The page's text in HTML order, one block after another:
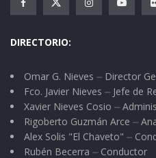
DIRECTORIO:
Omar G. Nieves ⏤ Director
Fco. Javier Nieves ⏤ Jefe de
Xavier Nieves Cosio ⏤
Rigoberto Guzmán Arce ⏤
Alex Solis "El Chaveto" ⏤
Rubén Becerra ⏤ Conductor